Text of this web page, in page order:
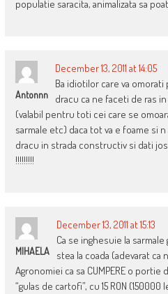
populatie saracita, animalizata sa
Antonnn
December 13, 2011 at 14:05
Ba idiotilor care va
dracu ca ne faceti de ras
(valabil pentru toti cei care se
sarmale etc) daca tot va e foame si
dracu in strada constructiv si dati jos
!!!!!!!!!
MIHAELA
December 13, 2011 at 15:13
Ca se inghesuie la sarmale
stea la coada (adevarat ca
Agronomiei ca sa CUMPERE o
“gulas de cartofi”, cu 15 RON